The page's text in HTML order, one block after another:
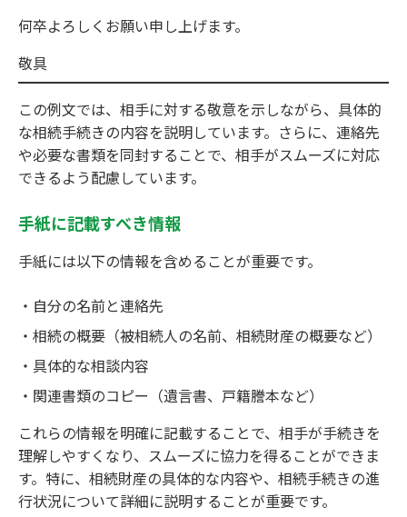
何卒よろしくお願い申し上げます。
敬具
この例文では、相手に対する敬意を示しながら、具体的
な相続手続きの内容を説明しています。さらに、連絡先
や必要な書類を同封することで、相手がスムーズに対応
できるよう配慮しています。
手紙に記載すべき情報
手紙には以下の情報を含めることが重要です。
自分の名前と連絡先
相続の概要（被相続人の名前、相続財産の概要など）
具体的な相談内容
関連書類のコピー（遺言書、戸籍謄本など）
これらの情報を明確に記載することで、相手が手続きを
理解しやすくなり、スムーズに協力を得ることができま
す。特に、相続財産の具体的な内容や、相続手続きの進
行状況について詳細に説明することが重要です。